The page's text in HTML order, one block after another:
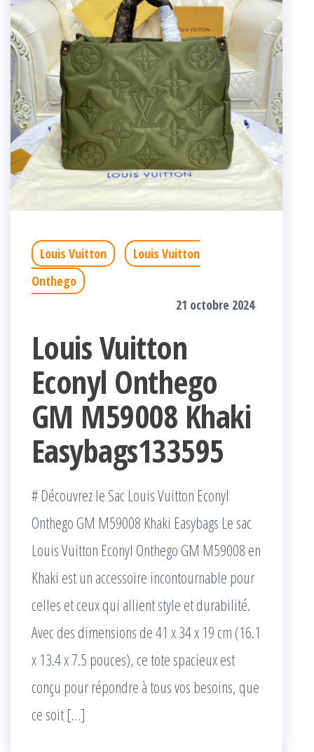
Louis Vuitton
Louis Vuitton
Onthego
21 octobre 2024
Louis Vuitton
Econyl Onthego
GM M59008 Khaki
Easybags133595
# Découvrez le Sac Louis Vuitton Econyl
Onthego GM M59008 Khaki Easybags Le sac
Louis Vuitton Econyl Onthego GM M59008 en
Khaki est un accessoire incontournable pour
celles et ceux qui allient style et durabilité.
Avec des dimensions de 41 x 34 x 19 cm (16.1
x 13.4 x 7.5 pouces), ce tote spacieux est
conçu pour répondre à tous vos besoins, que
ce soit […]